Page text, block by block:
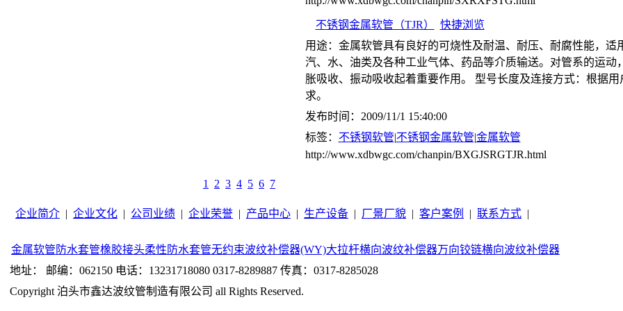
不锈钢金属软管（TJR）
快捷浏览
用途：金属软管具有良好的可烧性及耐温、耐压、耐腐性能，适
汽、水、油类及各种工业气体、药品等介质输送。对管系的运动
胀吸收、振动吸收起着重要作用。 型号长度及连接方式：根据用
求。
发布时间：2009/11/1 15:40:00
标签： 不锈钢软管|不锈钢金属软管|金属软管
http://www.xdbwgc.com/chanpin/BXGJSRGTJR.html
1 2 3 4 5 6 7
企业简介 | 企业文化 | 公司业绩 | 企业荣誉 | 产品中心 | 生产设备 | 厂景厂貌 | 客户案例 | 联系方式 |
金属软管 防水套管橡胶接头柔性防水套管无约束波纹补偿器(WY)大拉杆横向波纹补偿器万向铰链横向波纹补偿器
地址： 邮编：062150 电话：13231718080 0317-8289887 传真：0317-8285028
Copyright 泊头市鑫达波纹管制造有限公司 all Rights Reserved.